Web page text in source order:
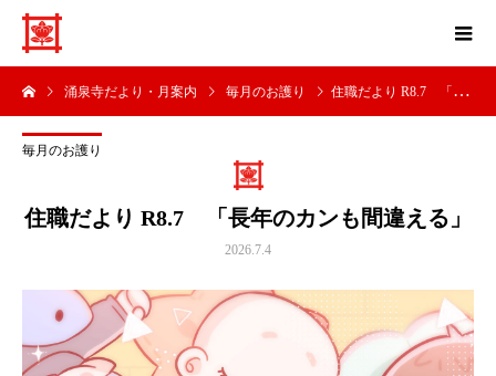
涌泉寺だより・月案内 毎月のお護り 住職だより R8.7 「長年のカンも間違える」
毎月のお護り
住職だより R8.7 「長年のカンも間違える」
2026.7.4